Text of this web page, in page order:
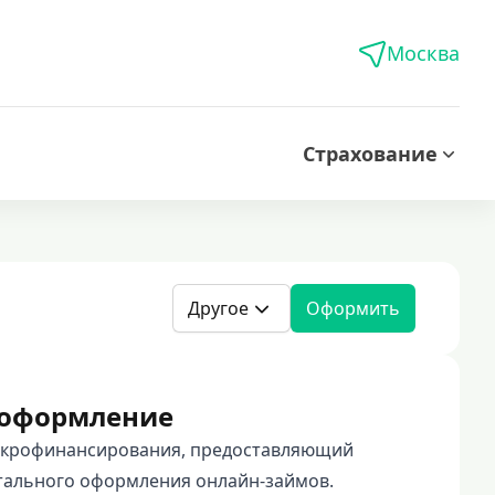
Москва
Страхование
Другое Оформить
предоставляющий
оформления онлайн-займов.